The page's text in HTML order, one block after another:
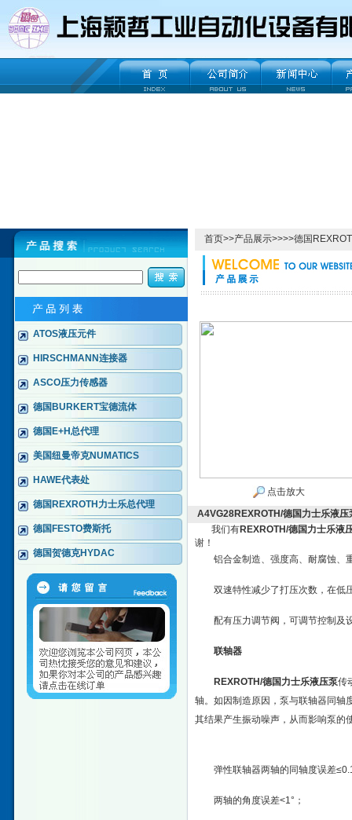
ATOS液压元件
HIRSCHMANN连接器
ASCO压力传感器
德国BURKERT宝德流体
德国E+H总代理
美国纽曼帝克NUMATICS
HAWE代表处
德国REXROTH力士乐总代理
德国FESTO费斯托
德国贺德克HYDAC
首页>>产品展示>>>>德国
点击放大
A4VG28REXROTH/德国力士乐液压
我们有REXROTH/德国力士乐液
谢！
铝合金制造、强度高、耐腐蚀、
双速特性减少了打压次数，在低
配有压力调节阀，可调节控制及
联轴器
REXROTH/德国力士乐液压泵传
轴。如因制造原因，泵与联轴器同轴
其结果产生振动噪声，从而影响泵的
弹性联轴器两轴的同轴度误差
两轴的角度误差<1°；